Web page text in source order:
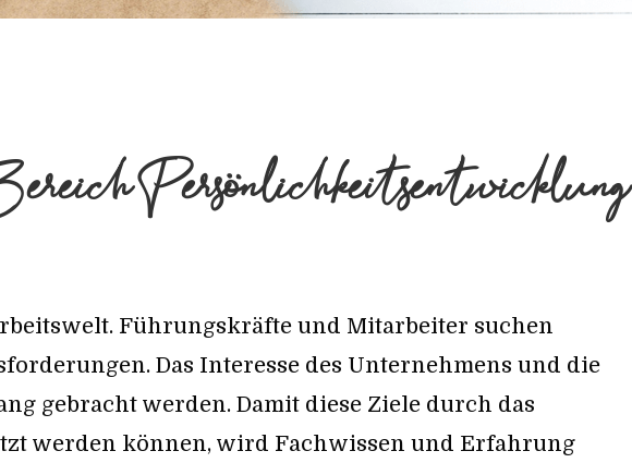
Persönlichkeitsentwicklung
Führungskräfte und Mitarbeiter suchen
Das Interesse des Unternehmens und die
gebracht werden. Damit diese Ziele durch das
werden können, wird Fachwissen und Erfahrung